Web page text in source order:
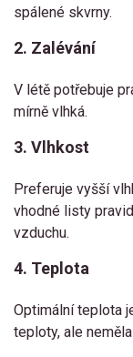
spálené skvrny.
2. Zalévání
V létě potřebuje
mírně vlhká.
3. Vlhkost
Preferuje vyšší
vhodné listy
vzduchu.
4. Teplota
Optimální teplota
teploty, ale